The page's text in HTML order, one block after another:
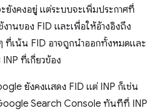
ยังคงอยู่ แต่ระบบจะเพิ่มประกาศที่
านของ FID และเพื่อให้อ้างอิงถึง
ที่เน้น FID อาจถูกนำออกทั้งหมดและ
ที่เกี่ยวข้อง
ยังคงแสดง FID แต่ INP ก็เช่น
Search Console ทันทีที่ INP